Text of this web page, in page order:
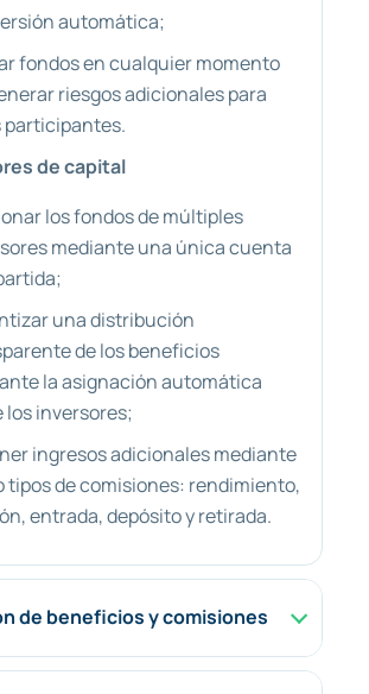
automática;
fondos en cualquier momento
riesgos adicionales para
participantes.
de capital
los fondos de múltiples
mediante una única cuenta
una distribución
de los beneficios
la asignación automática
los inversores;
ingresos adicionales mediante
tipos de comisiones: rendimiento,
entrada, depósito y retirada.
de beneficios y comisiones